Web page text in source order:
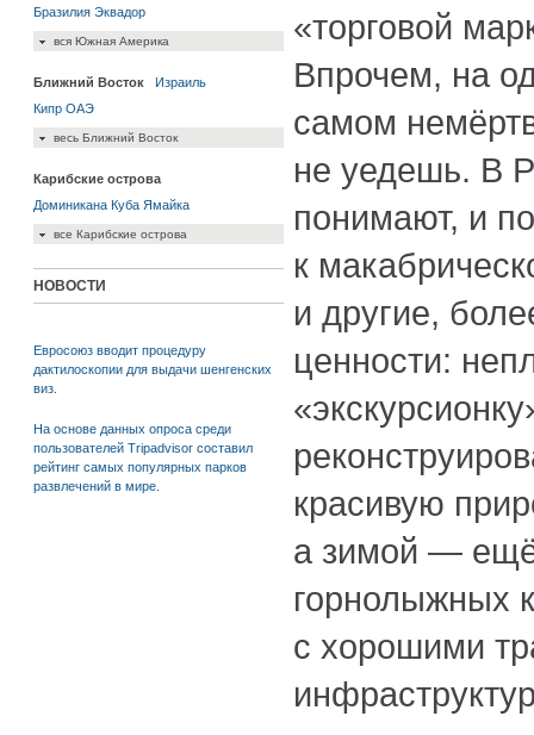
Бразилия Эквадор
вся Южная Америка
Ближний Восток
Израиль
Кипр ОАЭ
весь Ближний Восток
Карибские острова
Доминикана Куба Ямайка
все Карибские острова
НОВОСТИ
Евросоюз вводит процедуру
дактилоскопии для выдачи шенгенских
виз.
На основе данных опроса среди
пользователей Tripadvisor составил
рейтинг самых популярных парков
развлечений в мире.
«торговой
Впрочем, на
самом
не уедешь. В
понимают, и
к
и другие,
ценности:
красивую
а зимой — ещё
горнолыжных
с хорошими